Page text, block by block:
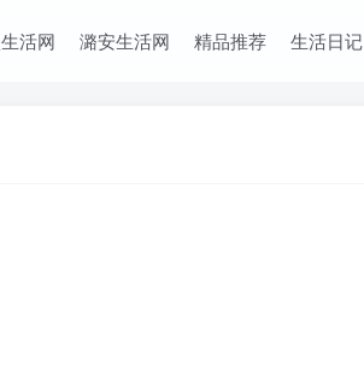
活网 潞安生活网 精品推荐 生活日记